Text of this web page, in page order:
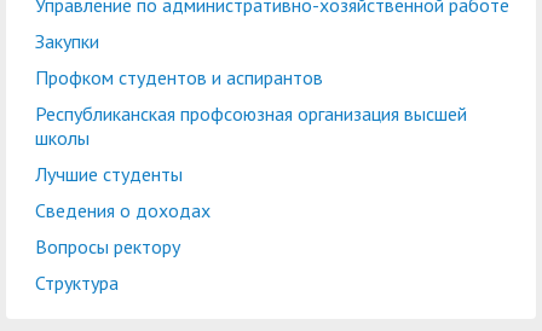
Международная
деятельность
Управление по
административно-
Закупки
Республиканская
Центр тестирования
иностранных граждан
по русскому языку
Центр развития
компетенций
Центр русского языка
Управление по административно-хозяйственной работе
Закупки
Профком студентов и аспирантов
Республиканская профсоюзная организация высшей
школы
Лучшие студенты
Сведения о доходах
Вопросы ректору
Структура